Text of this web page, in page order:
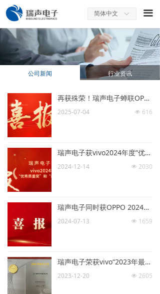
ꀅ
简体中文 끀
公司新闻 行业资讯
再获殊荣！瑞声电子蝉联OPPO“最佳交付奖”
넶 616
2025-07-04
瑞声电子获vivo2024年度“优秀质量奖”和“最佳交付奖”
넶 2030
2024-12-14
瑞声电子同时获OPPO 2024年度“优秀质量奖”及“最佳交付奖”
넶 1659
2024-07-13
瑞声电子荣获vivo“2023年最佳交付奖”
넶 2605
2023-12-20